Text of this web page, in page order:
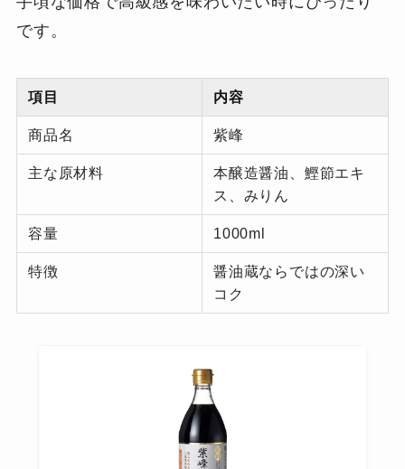
です。
項目 内容
商品名 紫峰
主な原材料
本醸造醤油、鰹節エキ
ス、みりん
容量 1000ml
特徴
醤油蔵ならではの深い
コク